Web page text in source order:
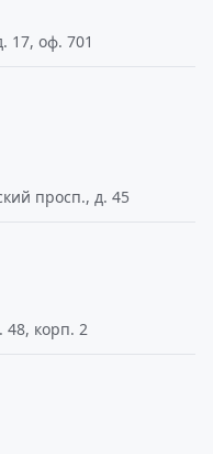
17, оф. 701
просп., д. 45
48, корп. 2